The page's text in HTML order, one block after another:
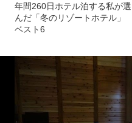
年間260日ホテル泊する私が選
んだ「冬のリゾートホテル」
ベスト6